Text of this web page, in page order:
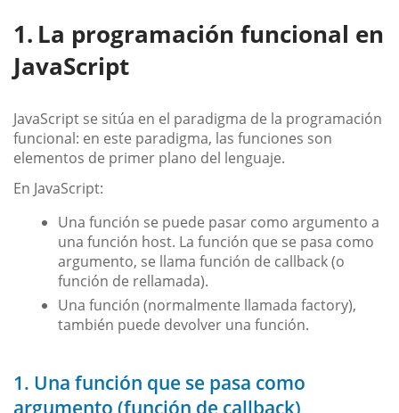
La programación funcional en
JavaScript
JavaScript se sitúa en el paradigma de la programación
funcional: en este paradigma, las funciones son
elementos de primer plano del lenguaje.
En JavaScript:
Una función se puede pasar como argumento a
una función host. La función que se pasa como
argumento, se llama función de callback (o
función de rellamada).
Una función (normalmente llamada factory),
también puede devolver una función.
1. Una función que se pasa como
argumento (función de callback)